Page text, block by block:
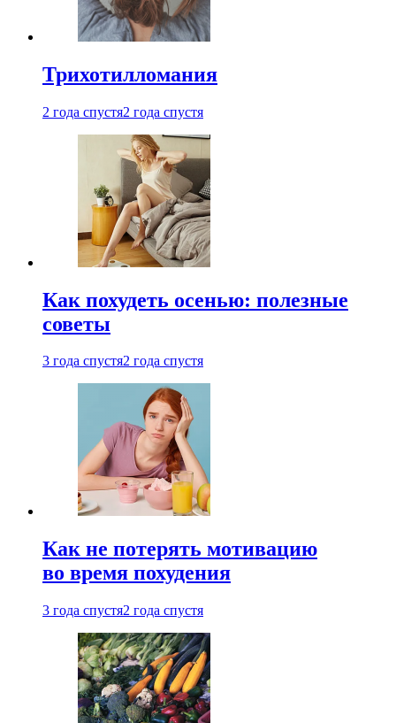
Трихотилломания
2 года спустя2 года спустя
Как похудеть осенью: полезные
советы
3 года спустя2 года спустя
Как не потерять мотивацию
во время похудения
3 года спустя2 года спустя